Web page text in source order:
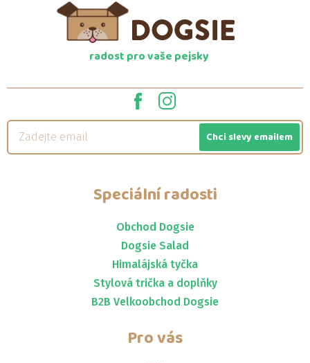
radost pro vaše pejsky
Chci slevy emailem
Speciální radosti
Obchod Dogsie
Dogsie Salad
Himalájská tyčka
Stylová trička a doplňky
B2B Velkoobchod Dogsie
Pro vás